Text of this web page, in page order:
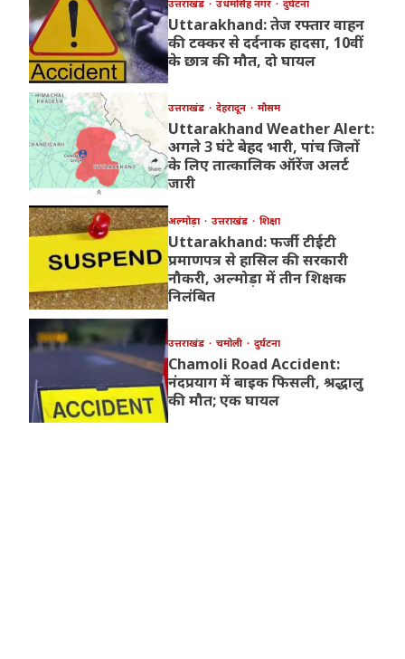
उत्तराखंड उधमसिंह नगर दुर्घटना
Uttarakhand: तेज रफ्तार वाहन
की टक्कर से दर्दनाक हादसा, 10वीं
के छात्र की मौत, दो घायल
उत्तराखंड देहरादून मौसम
Uttarakhand Weather Alert:
अगले 3 घंटे बेहद भारी, पांच जिलों
के लिए तात्कालिक ऑरेंज अलर्ट
जारी
अल्मोड़ा उत्तराखंड शिक्षा
Uttarakhand: फर्जी टीईटी
प्रमाणपत्र से हासिल की सरकारी
नौकरी, अल्मोड़ा में तीन शिक्षक
निलंबित
उत्तराखंड चमोली दुर्घटना
Chamoli Road Accident:
नंदप्रयाग में बाइक फिसली, श्रद्धालु
की मौत; एक घायल